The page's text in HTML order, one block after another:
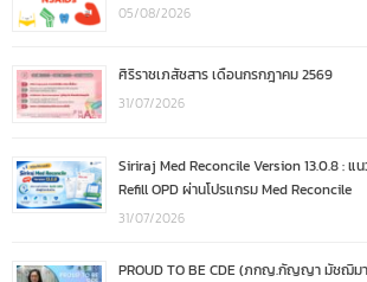
05/08/2026
ศิริราชเภสัชสาร เดือนกรกฎาคม 2569
31/07/2026
Siriraj Med Reconcile Version 13.0.8 : แ
Refill OPD ผ่านโปรแกรม Med Reconcile
31/07/2026
PROUD TO BE CDE (ภกญ.กัญญา มัชฌิ